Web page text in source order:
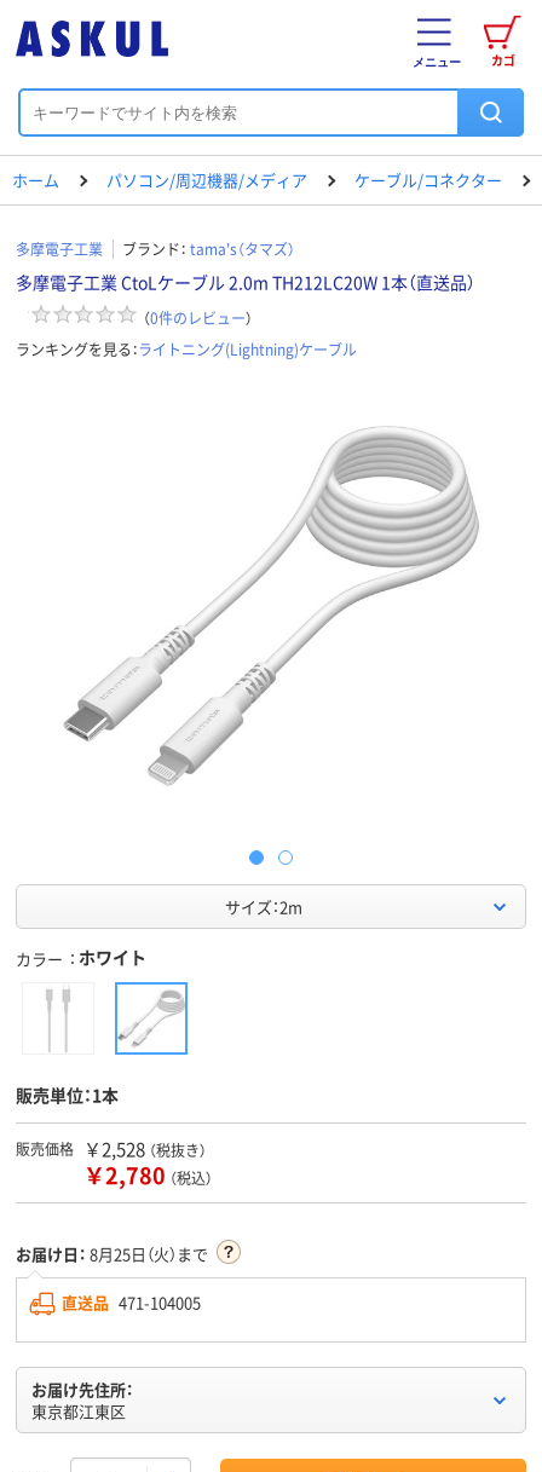
カゴ
メニュー
ホーム パソコン/周辺機器/メディア ケーブル/コネクター
多摩電子工業 ブランド： tama's（タマズ）
多摩電子工業 CtoLケーブル 2.0m TH212LC20W 1本（直送品）
（0件のレビュー）
ランキングを見る：ライトニング(Lightning)ケーブル
サイズ：2m
カラー ホワイト
販売単位：1本
販売価格 ￥2,528 （税抜き）
￥2,780 （税込）
お届け日： 8月25日（火）まで
直送品 471-104005
お届け先住所：
東京都江東区